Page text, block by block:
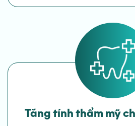
Tăng tính thẩm mỹ